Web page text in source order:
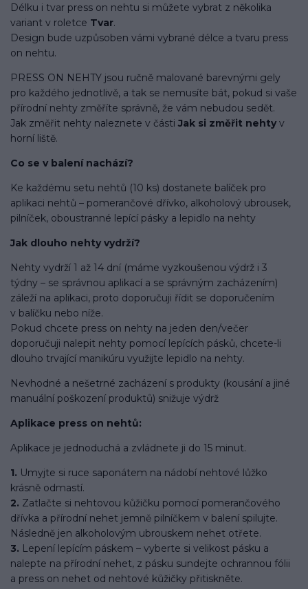
Délku i tvar press on nehtu si můžete vybrat z několika
variant v roletce Tvar.
Design bude uzpůsoben vámi vybrané délce a tvaru press
on nehtu.
PRESS ON NEHTY jsou ručně malované barevnými gely
pro každého jednotlivě, a tak se nemusíte bát, pokud si vaše
přírodní nehty změříte správně, že vám nebudou sedět.
Jak změřit nehty naleznete v části Jak si změřit nehty v
horní liště.
Co se v balení nachází?
Ke každému setu nehtů (10 ks) dostanete balíček pro
aplikaci nehtů – pomerančové dřívko, alkoholový ubrousek,
pilníček, oboustranné lepící pásky a lepidlo na nehty
Jak dlouho nehty vydrží?
Nehty vydrží 1 až 14 dní (máme vyzkoušenou výdrž i 3
týdny – se správnou aplikací a se správným zacházením)
záleží na aplikaci, proto doporučuji řídit se doporučením
v balíčku nebo níže.
Pokud chcete press on nehty na jeden den/večer
doporučuji nalepit nehty pomocí lepících pásků, chcete-li
dlouho trvající manikúru využijte lepidlo na nehty.
Nevhodné a nešetrné zacházení s produkty (kousání a jiné
manuální poškození produktů) snižuje výdrž
Aplikace press on nehtů:
Aplikace je jednoduchá a zvládnete ji do 15 minut.
1. Umyjte si ruce saponátem na nádobí nehtové lůžko
krásně odmastí.
2. Zatlačte si nehtovou kůžičku pomocí pomerančového
dřívka a přírodní nehet jemně pilníčkem v balení spilujte.
Následně jen alkoholovým ubrouskem nehet otřete.
3. Lepení lepícím páskem – vyberte si velikost pásku a
nalepte na přírodní nehet, z pásku sundejte ochrannou fólii
a press on nehet od nehtové kůžičky přitiskněte.